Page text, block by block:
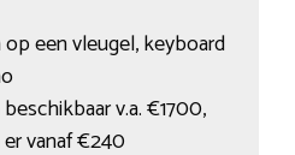
een vleugel, keyboard
v.a. €1700,
vanaf €240